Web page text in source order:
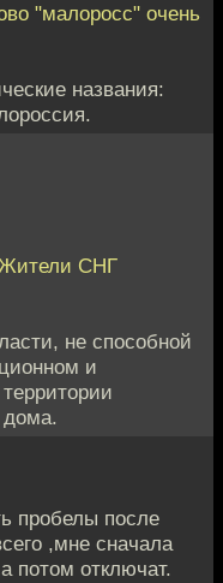
"малоросс" очень
названия:
Жители СНГ
не способной
и
пробелы после
,мне сначала
потом отключат.